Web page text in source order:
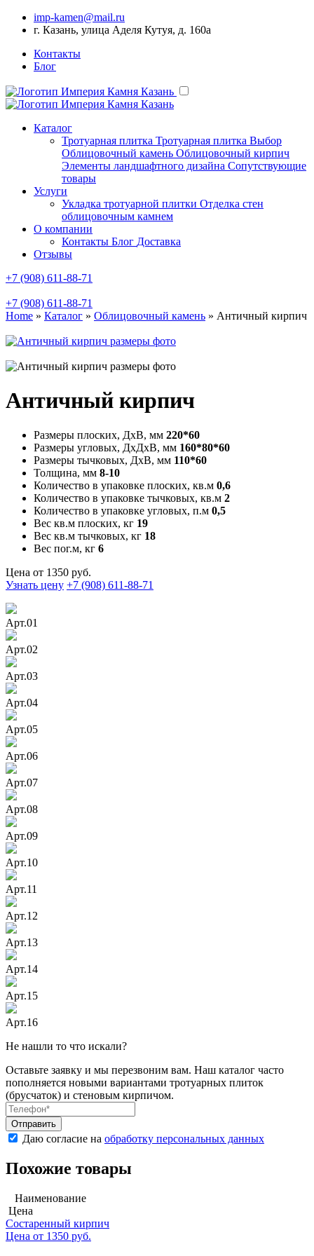
imp-kamen@mail.ru
г. Казань, улица Аделя Кутуя, д. 160а
Контакты
Блог
Каталог
Тротуарная плитка Тротуарная плитка Выбор
Облицовочный камень Облицовочный кирпич
Элементы ландшафтного дизайна Сопутствующие
товары
Услуги
Укладка тротуарной плитки Отделка стен
облицовочным камнем
О компании
Контакты Блог Доставка
Отзывы
+7 (908) 611-88-71
+7 (908) 611-88-71
Home » Каталог » Облицовочный камень » Античный кирпич
Античный кирпич
Размеры плоских, ДхВ, мм 220*60
Размеры угловых, ДхДхВ, мм 160*80*60
Размеры тычковых, ДхВ, мм 110*60
Толщина, мм 8-10
Количество в упаковке плоских, кв.м 0,6
Количество в упаковке тычковых, кв.м 2
Количество в упаковке угловых, п.м 0,5
Вес кв.м плоских, кг 19
Вес кв.м тычковых, кг 18
Вес пог.м, кг 6
Цена от 1350 руб.
Узнать цену +7 (908) 611-88-71
Арт.01
Арт.02
Арт.03
Арт.04
Арт.05
Арт.06
Арт.07
Арт.08
Арт.09
Арт.10
Арт.11
Арт.12
Арт.13
Арт.14
Арт.15
Арт.16
Не нашли то что искали?
Оставьте заявку и мы перезвоним вам. Наш каталог часто
пополняется новыми вариантами тротуарных плиток
(брусчаток) и стеновым кирпичом.
Даю согласие на обработку персональных данных
Похожие товары
Наименование
Цена
Состаренный кирпич
Цена от 1350 руб.